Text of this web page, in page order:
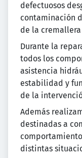
defectuosos
contaminación
de la
Durante la
todos los
asistencia
estabilidad y
de la
Además
destinadas a
distintas